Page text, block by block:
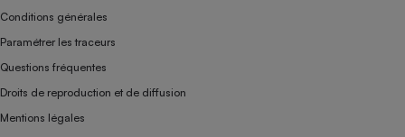
Conditions générales
Paramétrer les traceurs
Questions fréquentes
Droits de reproduction et de diffusion
Mentions légales